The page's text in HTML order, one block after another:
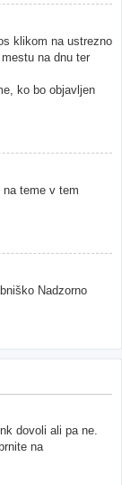
klikom na ustrezno
na dnu ter
ko bo objavljen
na teme v tem
Nadzorno
dovoli ali pa ne.
na